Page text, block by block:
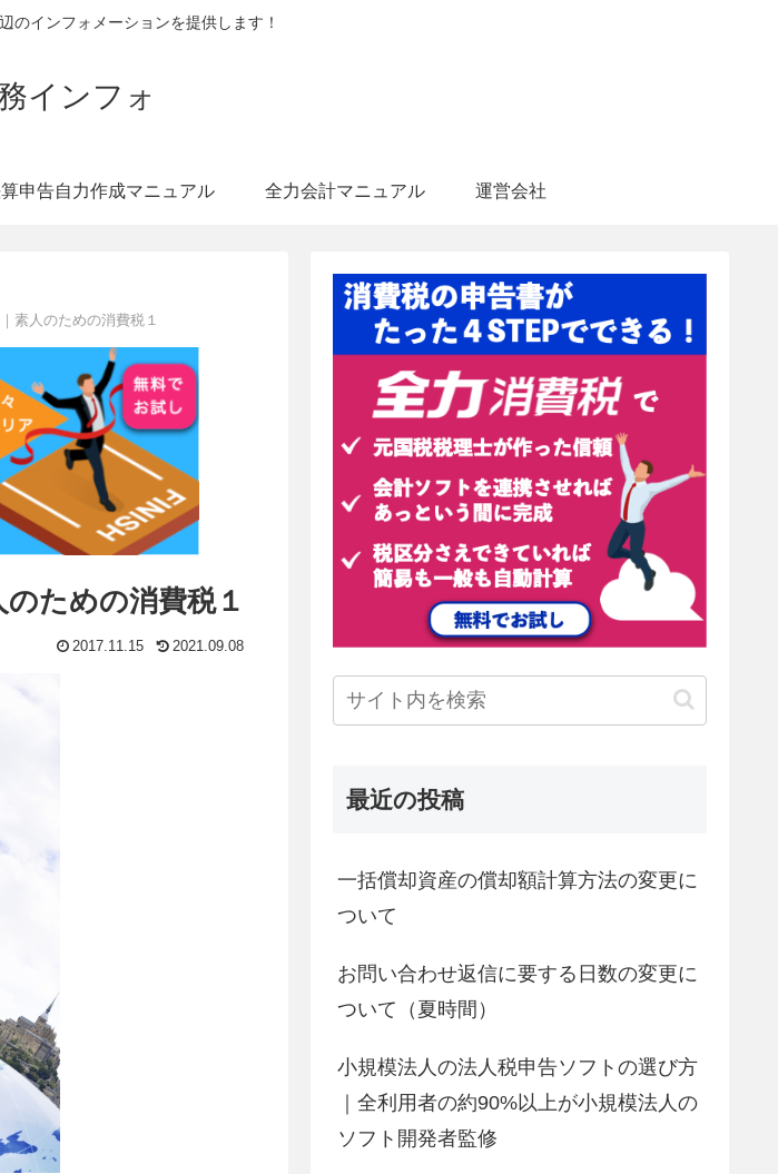
のインフォメーションを提供します！
インフォ
申告自力作成マニュアル 全力会計マニュアル 運営会社
素人のための消費税１
ための消費税１
2017.11.15 2021.09.08
最近の投稿
一括償却資産の償却額計算方法の変更に
ついて
お問い合わせ返信に要する日数の変更に
ついて（夏時間）
小規模法人の法人税申告ソフトの選び方
｜全利用者の約90%以上が小規模法人の
ソフト開発者監修